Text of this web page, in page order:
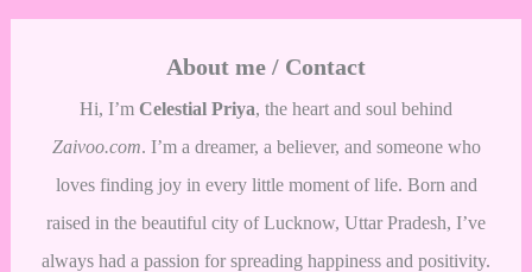
About me / Contact
Hi, I’m Celestial Priya, the heart and soul behind
Zaivoo.com. I’m a dreamer, a believer, and someone who
loves finding joy in every little moment of life. Born and
raised in the beautiful city of Lucknow, Uttar Pradesh, I’ve
always had a passion for spreading happiness and positivity.